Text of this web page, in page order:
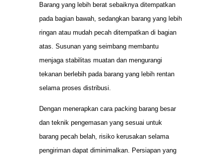
Barang yang lebih berat sebaiknya ditempatkan
pada bagian bawah, sedangkan barang yang lebih
ringan atau mudah pecah ditempatkan di bagian
atas. Susunan yang seimbang membantu
menjaga stabilitas muatan dan mengurangi
tekanan berlebih pada barang yang lebih rentan
selama proses distribusi.
Dengan menerapkan cara packing barang besar
dan teknik pengemasan yang sesuai untuk
barang pecah belah, risiko kerusakan selama
pengiriman dapat diminimalkan. Persiapan yang